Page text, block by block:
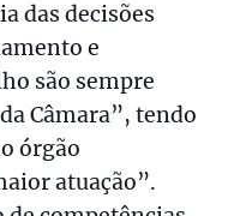
das decisões
e
são sempre
Câmara”, tendo
órgão
atuação”.